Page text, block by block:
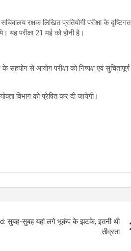
रक्षक लिखित प्रतियोगी परीक्षा के दृष्टिगत
परीक्षा 21 मई को होनी है।
से आयोग परीक्षा को निष्पक्ष एवं सुचितापूर्ण
विभाग को प्रेषित कर दी जायेगी।
सुबह-सुबह यहां लगे भूकंप के झटके, इतनी थी
तीव्रता